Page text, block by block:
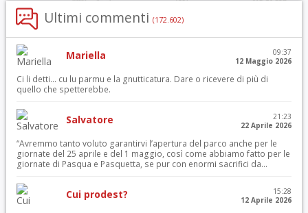
Ultimi commenti (172.602)
Mariella
09:37
12 Maggio 2026
Ci li detti… cu lu parmu e la gnutticatura. Dare o ricevere di più di
quello che spetterebbe.
Salvatore
21:23
22 Aprile 2026
“Avremmo tanto voluto garantirvi l’apertura del parco anche per le
giornate del 25 aprile e del 1 maggio, così come abbiamo fatto per le
giornate di Pasqua e Pasquetta, se pur con enormi sacrifici da...
Cui prodest?
15:28
12 Aprile 2026